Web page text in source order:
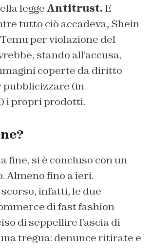
legge Antitrust. E
tutto ciò accadeva, Shein
per violazione del
stando all’accusa,
coperte da diritto
pubblicizzare (in
i propri prodotti.
fine, si è concluso con un
Almeno fino a ieri.
infatti, le due
di fast fashion
di seppellire l’ascia di
tregua: denunce ritirate e